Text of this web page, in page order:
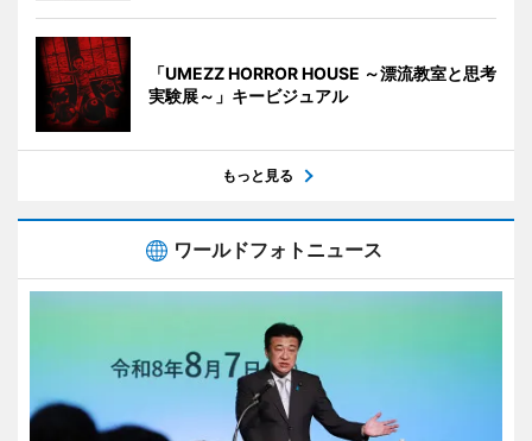
「UMEZZ HORROR HOUSE ～漂流教室と思考
実験展～」キービジュアル
もっと見る
ワールドフォトニュース